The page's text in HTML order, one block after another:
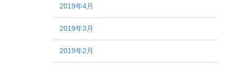
2019年4月
2019年3月
2019年2月